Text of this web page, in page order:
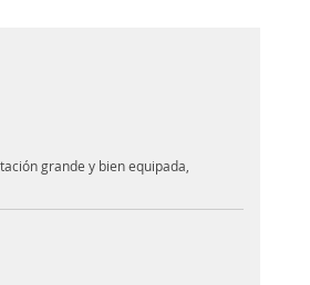
grande y bien equipada,